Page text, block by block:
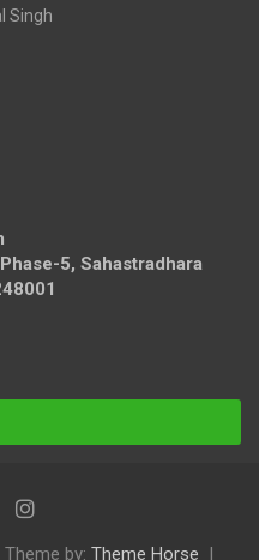
Singh
5, Sahastradhara
Theme by: Theme Horse